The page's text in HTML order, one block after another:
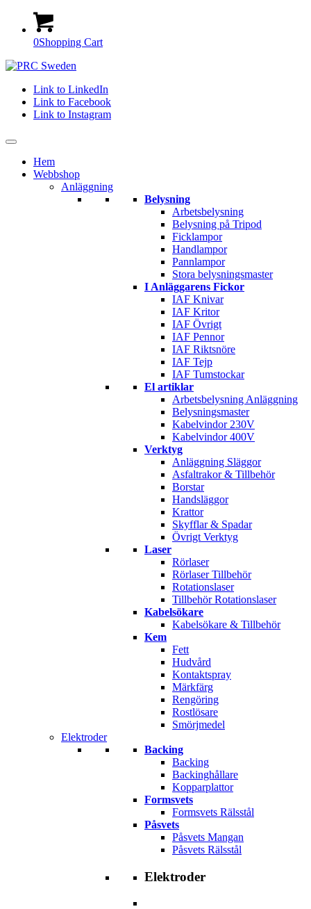
0Shopping Cart
Link to LinkedIn
Link to Facebook
Link to Instagram
Hem
Webbshop
Anläggning
Belysning
Arbetsbelysning
Belysning på Tripod
Ficklampor
Handlampor
Pannlampor
Stora belysningsmaster
I Anläggarens Fickor
IAF Knivar
IAF Kritor
IAF Övrigt
IAF Pennor
IAF Riktsnöre
IAF Tejp
IAF Tumstockar
El artiklar
Arbetsbelysning Anläggning
Belysningsmaster
Kabelvindor 230V
Kabelvindor 400V
Verktyg
Anläggning Släggor
Asfaltrakor & Tillbehör
Borstar
Handsläggor
Krattor
Skyfflar & Spadar
Övrigt Verktyg
Laser
Rörlaser
Rörlaser Tillbehör
Rotationslaser
Tillbehör Rotationslaser
Kabelsökare
Kabelsökare & Tillbehör
Kem
Fett
Hudvård
Kontaktspray
Märkfärg
Rengöring
Rostlösare
Smörjmedel
Elektroder
Backing
Backing
Backinghållare
Kopparplattor
Formsvets
Formsvets Rälsstål
Påsvets
Påsvets Mangan
Påsvets Rälsstål
Elektroder